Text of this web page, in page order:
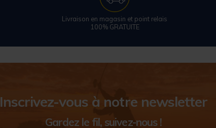
Livraison en magasin et point relais
100% GRATUITE
Inscrivez-vous à notre newsletter
Gardez le fil, suivez-nous !